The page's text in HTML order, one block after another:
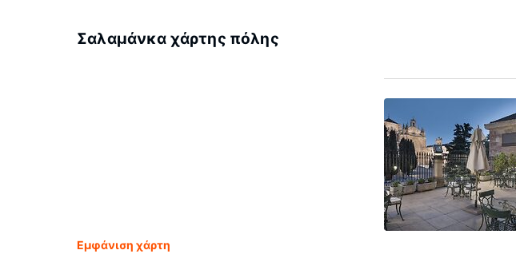
Σαλαμάνκα χάρτης πόλης
Εμφάνιση χάρτη